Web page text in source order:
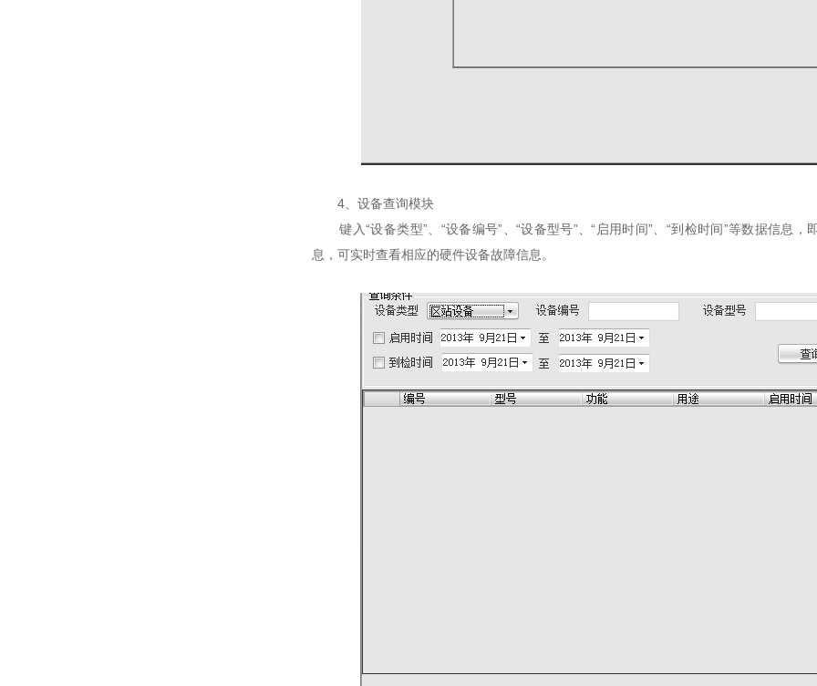
4、设备查询模块
键入“设备类型”、“设备编号”、“设备型号”、“启用时间”、“到检时间”等数据信息
息，可实时查看相应的硬件设备故障信息。